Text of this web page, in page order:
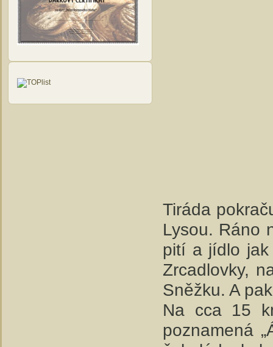
Tiráda
Lysou. Ráno
pití a jídlo jak
Zrcadlovky,
Sněžku. A
Na cca 15
poznamená